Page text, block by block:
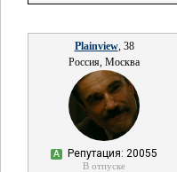
Plainview, 38
Россия, Москва
А Репутация: 20055
В отпуске